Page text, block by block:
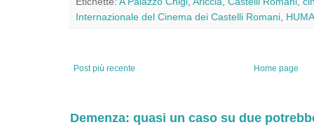
Internazionale del Cinema dei Castelli Romani
Post più recente Home page
Demenza: quasi un caso su due